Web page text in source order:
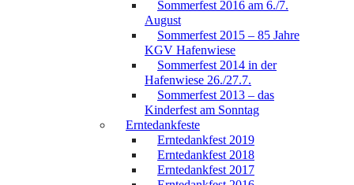
Sommerfest 2016 am 6./7.
August
Sommerfest 2015 – 85 Jahre
KGV Hafenwiese
Sommerfest 2014 in der
Hafenwiese 26./27.7.
Sommerfest 2013 – das
Kinderfest am Sonntag
Erntedankfeste
Erntedankfest 2019
Erntedankfest 2018
Erntedankfest 2017